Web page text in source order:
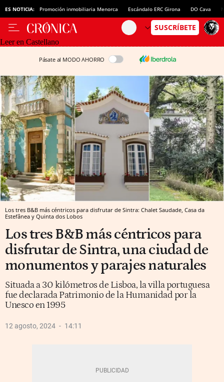
ES NOTICIA: Promoción inmobiliaria Menorca Escándalo ERC Girona DO Cava
Leer en Castellano
Pásate al MODO AHORRO
Los tres B&B más céntricos para disfrutar de Sintra: Chalet Saudade, Casa da
Estefânea y Quinta dos Lobos
Los tres B&B más céntricos para
disfrutar de Sintra, una ciudad de
monumentos y parajes naturales
Situada a 30 kilómetros de Lisboa, la villa portuguesa
fue declarada Patrimonio de la Humanidad por la
Unesco en 1995
12 agosto, 2024 14:11